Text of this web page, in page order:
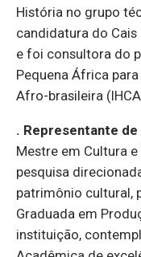
História no grupo
candidatura do
e foi consultora do
Pequena África
Afro-brasileira
. Representante de
Mestre em Cultura
pesquisa
patrimônio cultural,
Graduada em
instituição,